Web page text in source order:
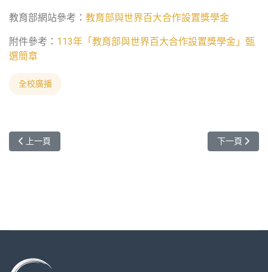
教育部網站參考： 教育部與世界百大合作設置獎學金
附件參考： 113年「教育部與世界百大合作設置獎學金」甄
選簡章
全校廣播
上一篇文章: 第十一屆亞洲青年領袖遊學營（新加坡）邀請函
上一頁 下一篇文章:
下一頁